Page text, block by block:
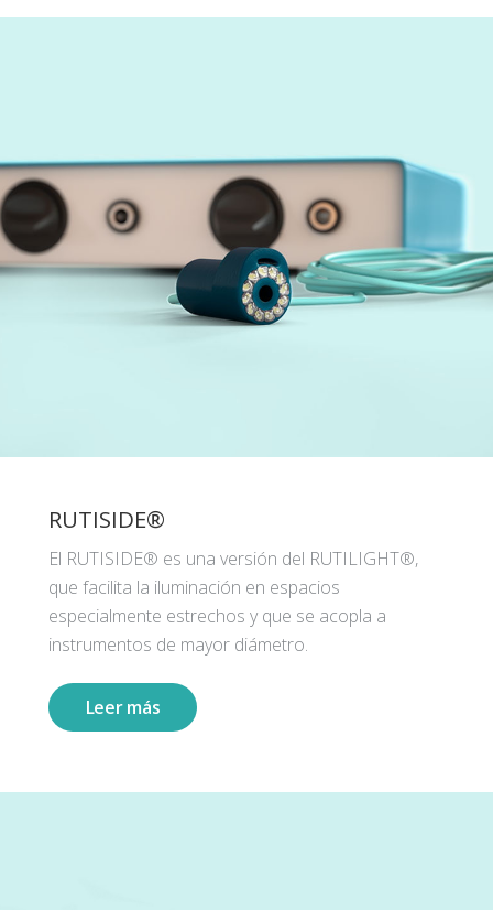
RUTISIDE®
El RUTISIDE® es una versión del RUTILIGHT®,
que facilita la iluminación en espacios
especialmente estrechos y que se acopla a
instrumentos de mayor diámetro.
Leer más